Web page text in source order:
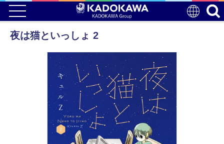
夜は猫といっしょ 2